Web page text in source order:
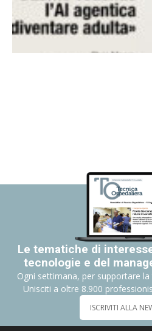
Le tematiche di
tecnologie e del
Ogni settimana, per supportare
Unisciti a oltre 8.900
ISCRIVITI ALLA